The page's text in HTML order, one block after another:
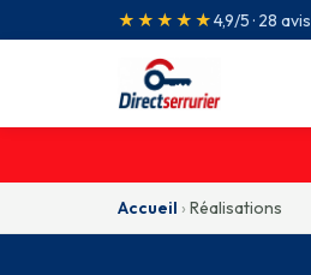
★★★★★4,9/5 · 28 avis
Accueil › Réalisations